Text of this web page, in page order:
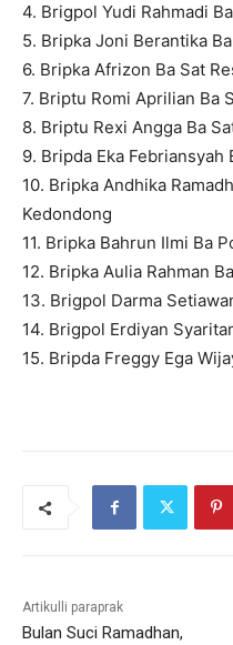
4. Brigpol Yudi Rahmadi
5. Bripka Joni Berantika
6. Bripka Afrizon Ba Sat
7. Briptu Romi Aprilian Ba
8. Briptu Rexi Angga Ba
9. Bripda Eka Febriansyah
10. Bripka Andhika
Kedondong
11. Bripka Bahrun Ilmi Ba
12. Bripka Aulia Rahman
13. Brigpol Darma
14. Brigpol Erdiyan
15. Bripda Freggy Ega
Artikulli paraprak
Bulan Suci Ramadhan,